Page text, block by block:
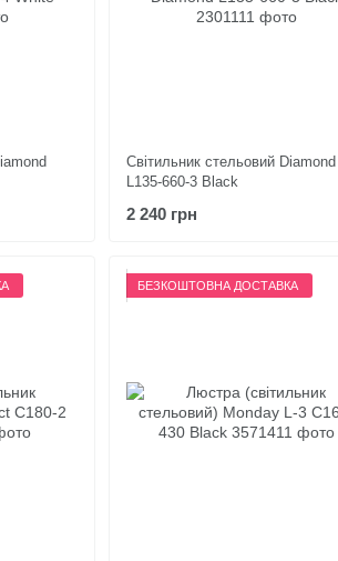
Світильник стельовий Diamond
L135-660-3 Black
2 240 грн
БЕЗКОШТОВНА ДОСТАВКА